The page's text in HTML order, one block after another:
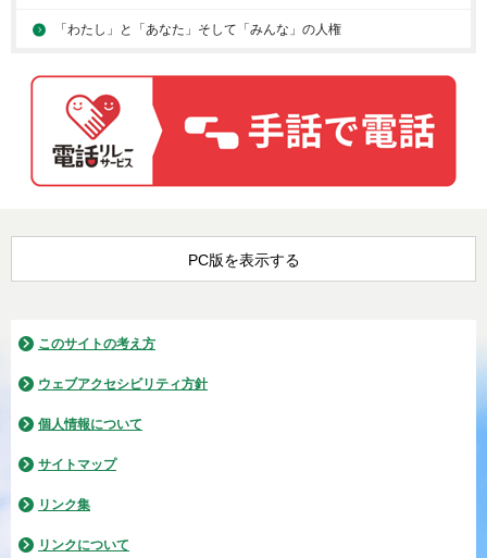
「わたし」と「あなた」そして「みんな」の人権
PC版を表示する
このサイトの考え方
ウェブアクセシビリティ方針
個人情報について
サイトマップ
リンク集
リンクについて